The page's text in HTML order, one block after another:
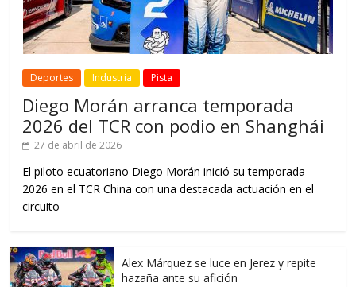
Deportes Industria Pista
Diego Morán arranca temporada
2026 del TCR con podio en Shanghái
27 de abril de 2026
El piloto ecuatoriano Diego Morán inició su temporada
2026 en el TCR China con una destacada actuación en el
circuito
Alex Márquez se luce en Jerez y repite
hazaña ante su afición